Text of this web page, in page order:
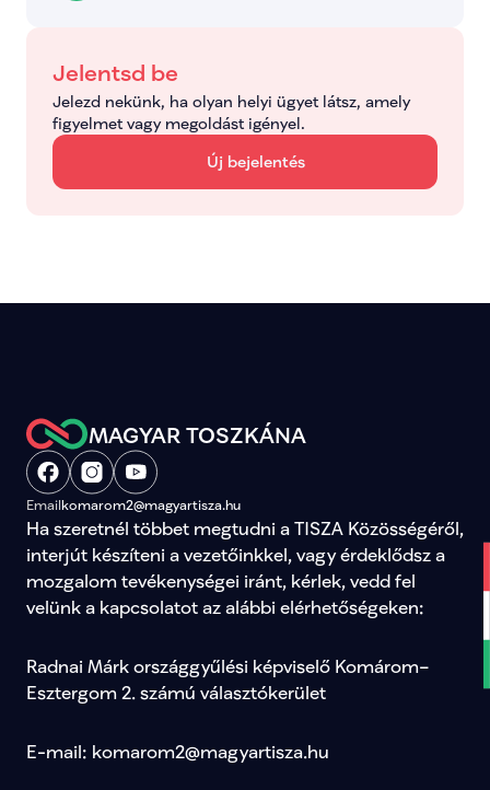
Jelentsd be
Jelezd nekünk, ha olyan helyi ügyet látsz, amely
figyelmet vagy megoldást igényel.
Új bejelentés
MAGYAR TOSZKÁNA
Emailkomarom2@magyartisza.hu
Ha szeretnél többet megtudni a TISZA Közösségéről,
interjút készíteni a vezetőinkkel, vagy érdeklődsz a
mozgalom tevékenységei iránt, kérlek, vedd fel
velünk a kapcsolatot az alábbi elérhetőségeken:
Radnai Márk országgyűlési képviselő Komárom–
Esztergom 2. számú választókerület
E-mail: komarom2@magyartisza.hu